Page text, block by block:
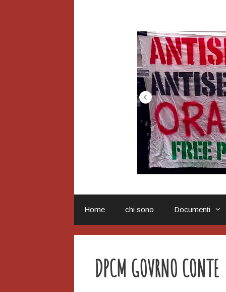
Home chi sono Documenti
DPCM GOVRNO CONTE